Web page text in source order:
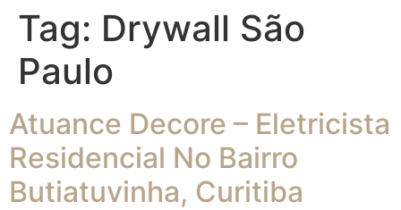
Tag: Drywall São
Paulo
Atuance Decore – Eletricista
Residencial No Bairro
Butiatuvinha, Curitiba